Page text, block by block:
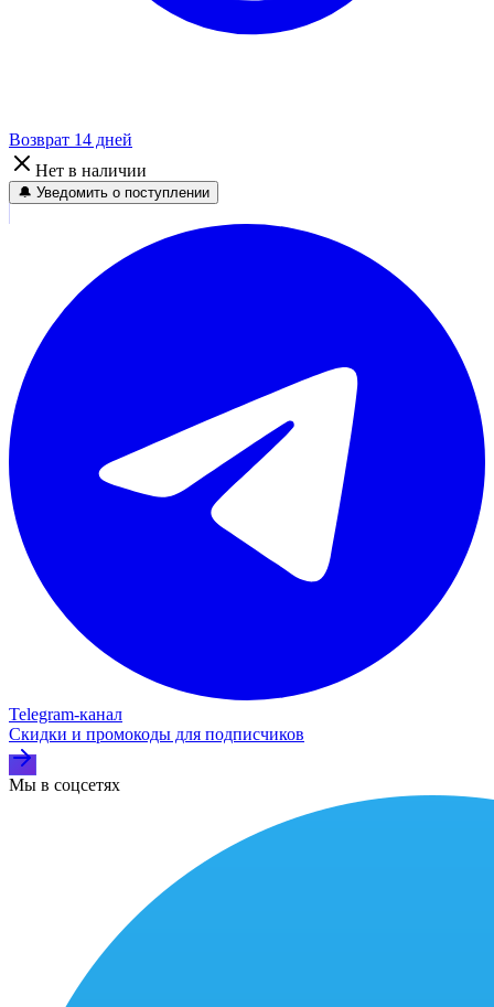
Возврат 14 дней
Нет в наличии
🔔 Уведомить о поступлении
Telegram‑канал
Скидки и промокоды для подписчиков
Мы в соцсетях